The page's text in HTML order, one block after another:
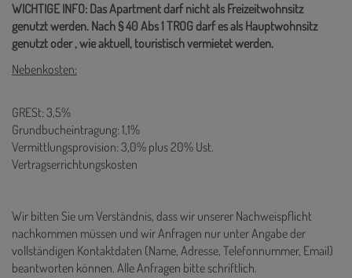
WICHTIGE INFO: Das Apartment darf nicht als Freizeitwohnsitz
genutzt werden. Nach § 40 Abs 1 TROG darf es als Hauptwohnsitz
genutzt oder , wie aktuell, touristisch vermietet werden.
Nebenkosten:
GRESt: 3,5%
Grundbucheintragung: 1,1%
Vermittlungsprovision: 3,0% plus 20% Ust.
Vertragserrichtungskosten
Wir bitten Sie um Verständnis, dass wir unserer Nachweispflicht
nachkommen müssen und wir Anfragen nur unter Angabe der
vollständigen Kontaktdaten (Name, Adresse, Telefonnummer, Email)
beantworten können. Alle Anfragen bitte schriftlich.